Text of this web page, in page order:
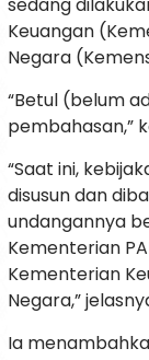
Keuangan
Negara
“Betul (belum
pembahasan,”
“Saat ini,
disusun dan
undangannya
Kementerian
Kementerian
Negara,”
Ia